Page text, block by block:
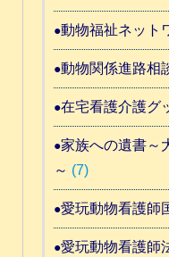
動物福祉ネット
動物関係進路相
在宅看護介護グ
家族への遺書～
～ (7)
愛玩動物看護師
愛玩動物看護師